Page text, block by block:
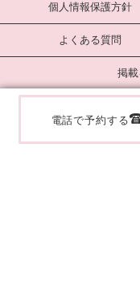
電話で予約する
個人情報保護方針
よくある質問
掲